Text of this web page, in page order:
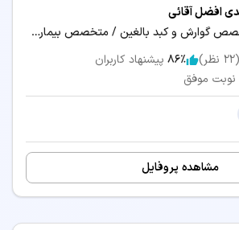
افضل آقائی
فوق تخصص گوارش و کبد بالغین / متخصص بیماری‌های داخلی
(
22 نظر) 86٪ پیشنهاد کاربران
نوبت موفق
مشاهده پروفایل